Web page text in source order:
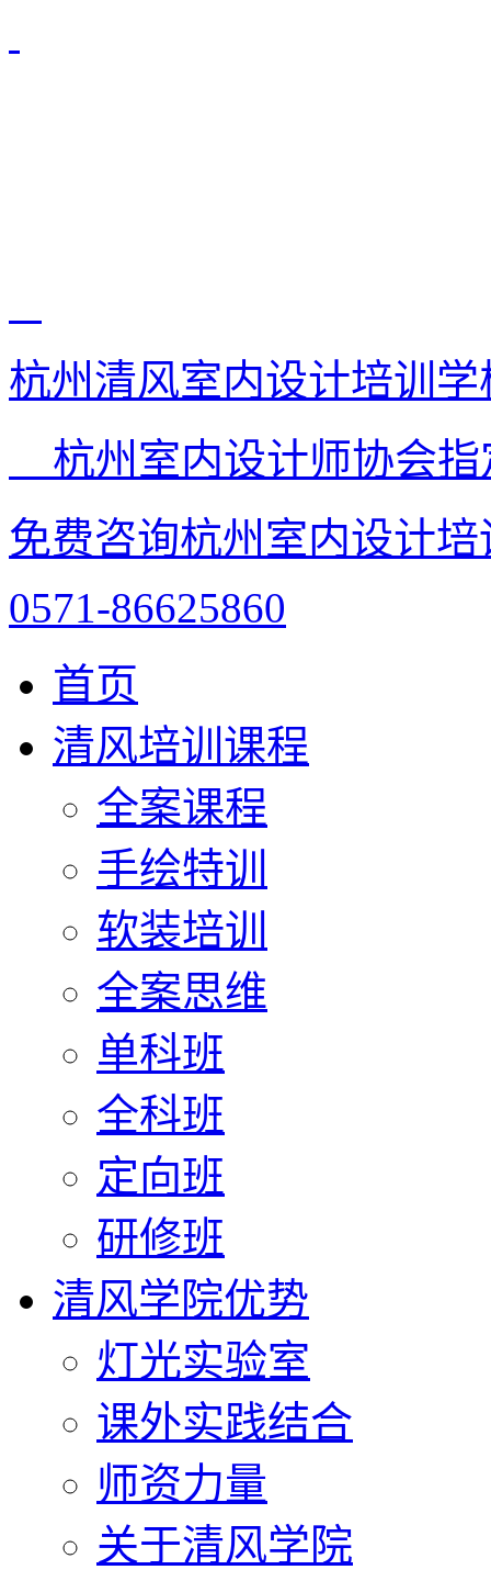
杭州清风室内设计培训学
杭州室内设计师协会
免费咨询杭州室内设计
0571-86625860
首页
清风培训课程
全案课程
手绘特训
软装培训
全案思维
单科班
全科班
定向班
研修班
清风学院优势
灯光实验室
课外实践结合
师资力量
关于清风学院